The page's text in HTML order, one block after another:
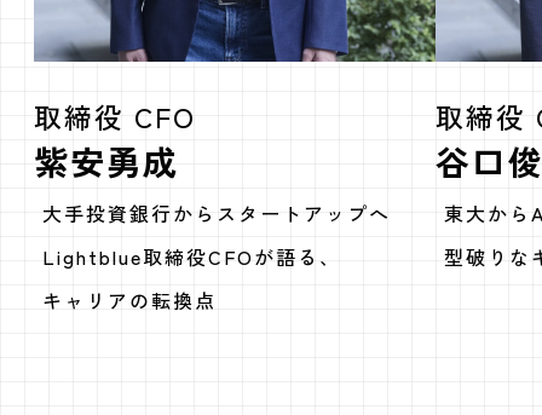
取締役 CFO
紫安勇成
大手投資銀行からスタートアップへ
Lightblue取締役CFOが語る、
キャリアの転換点
取締役
谷口
東大から
型破りな